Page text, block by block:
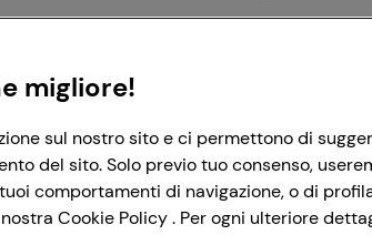
Accedi con Facebook
migliore!
sul nostro sito e ci permettono di
del sito. Solo previo tuo consenso,
comportamenti di navigazione, o di
Cookie Policy . Per ogni ulteriore